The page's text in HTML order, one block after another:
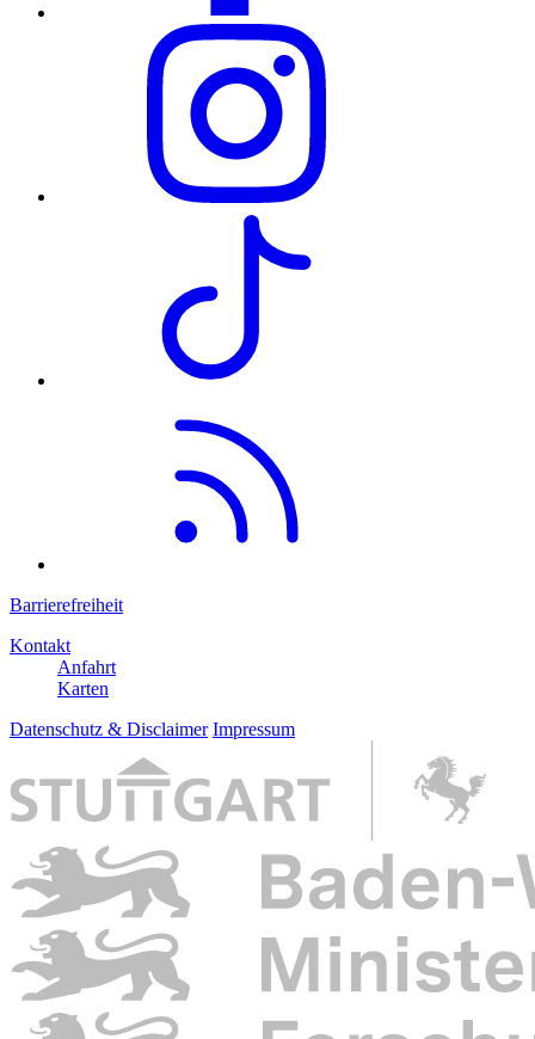
Barrierefreiheit
Kontakt
Anfahrt
Karten
Datenschutz & Disclaimer Impressum